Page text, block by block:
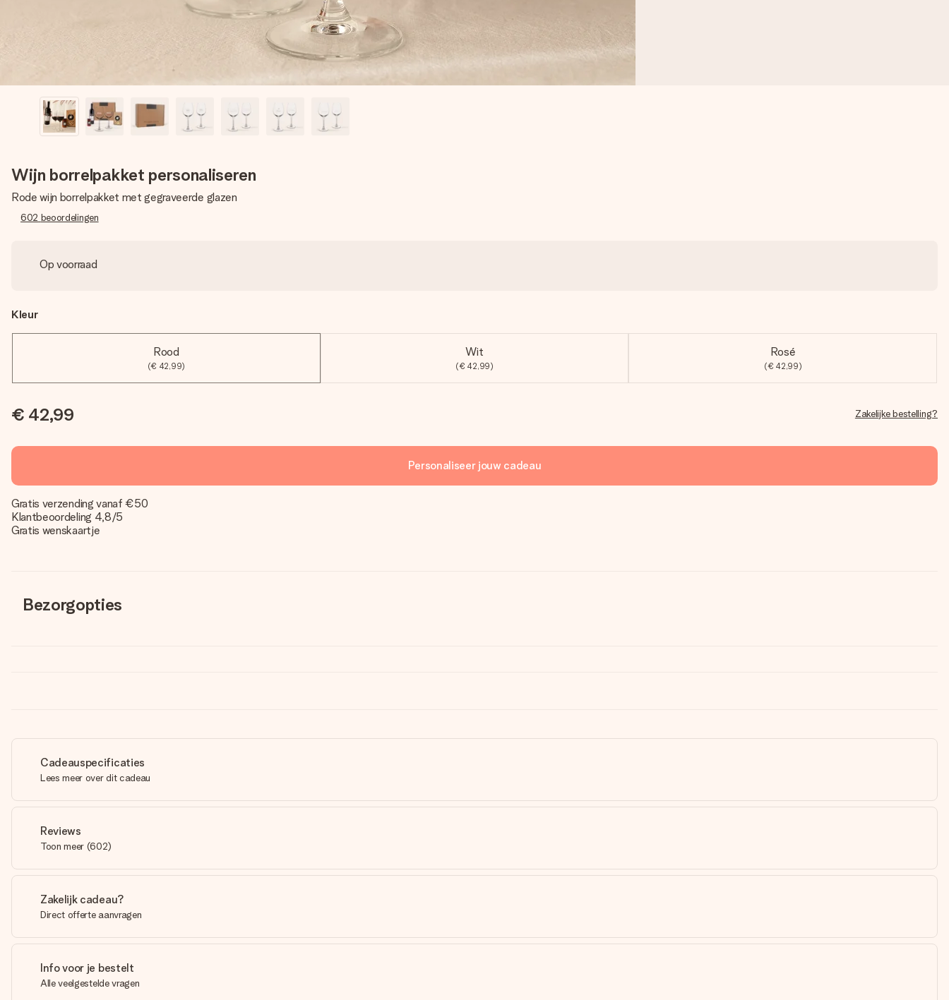
Wijn borrelpakket personaliseren
Rode wijn borrelpakket met gegraveerde glazen
602 beoordelingen
Op voorraad
Kleur
Rood
(€ 42,99)
Wit
(€ 42,99)
Rosé
(€ 42,99)
€ 42,99 Zakelijke bestelling?
Personaliseer jouw cadeau
Gratis verzending vanaf €50
Klantbeoordeling 4,8/5
Gratis wenskaartje
Bezorgopties
Cadeauspecificaties
Lees meer over dit cadeau
Reviews
Toon meer (602)
Zakelijk cadeau?
Direct offerte aanvragen
Info voor je bestelt
Alle veelgestelde vragen